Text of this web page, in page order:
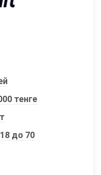
тенге
до 70